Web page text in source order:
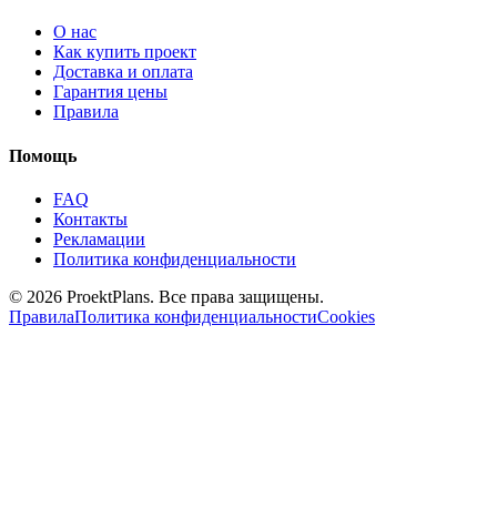
О нас
Как купить проект
Доставка и оплата
Гарантия цены
Правила
Помощь
FAQ
Контакты
Рекламации
Политика конфиденциальности
© 2026 ProektPlans. Все права защищены.
ПравилаПолитика конфиденциальностиCookies